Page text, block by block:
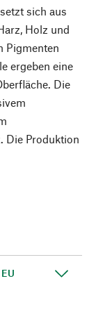
sich aus
Holz und
Pigmenten
ergeben eine
Die
Die Produktion